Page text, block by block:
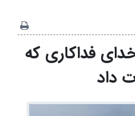
استان بوشهر صادر شد
فداکاری که